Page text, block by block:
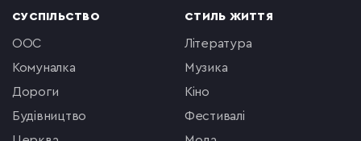
СУСПІЛЬСТВО
ООС
комуналка
Дороги
будівництво
СТИЛЬ ЖИТТЯ
література
музика
кіно
фестивалі